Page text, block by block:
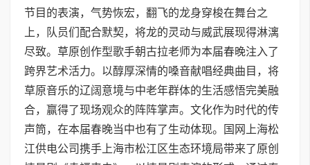
节目的表演，气势恢宏，翻飞的龙身穿梭在舞台之
上，队员们配合默契，将龙的灵动与威武展现得淋漓
尽致。草原创作型歌手朝古拉老师为本届春晚注入了
跨界艺术活力。以醇厚深情的嗓音献唱经典曲目，将
草原音乐的辽阔意境与中老年群体的生活感悟完美融
合，赢得了现场观众的阵阵掌声。文化作为时代的传
声筒，在本届春晚当中也有了生动体现。国网上海松
江供电公司携手上海市松江区生态环境局带来了原创